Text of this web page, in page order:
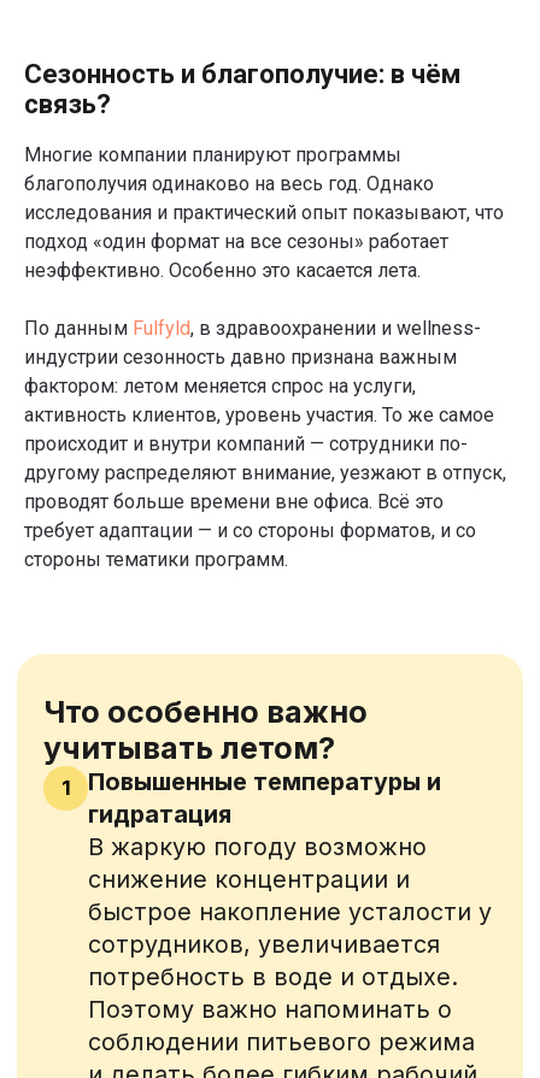
Сезонность и благополучие: в чём
связь?
Многие компании планируют программы
благополучия одинаково на весь год. Однако
исследования и практический опыт показывают, что
подход «один формат на все сезоны» работает
неэффективно. Особенно это касается лета.
По данным Fulfyld, в здравоохранении и wellness-
индустрии сезонность давно признана важным
фактором: летом меняется спрос на услуги,
активность клиентов, уровень участия. То же самое
происходит и внутри компаний — сотрудники по-
другому распределяют внимание, уезжают в отпуск,
проводят больше времени вне офиса. Всё это
требует адаптации — и со стороны форматов, и со
стороны тематики программ.
Что особенно важно
1
Повышенные температуры и
гидратация
В жаркую погоду возможно
снижение концентрации и
быстрое накопление усталости у
сотрудников, увеличивается
Поэтому важно напоминать о
соблюдении питьевого режима
и делать более гибким рабочий
график и график активности.
2 Отпуск и снижение
вовлечённости
Лето — время отпусков,
поэтому участие в любых
программах может «проседать».
Важно заранее планировать
активности, которые не требуют
постоянного участия и к
офиса. Можно устроить
шагомеры, корпоративные
пикники, занятия йогой на
свежем воздухе. Это не только
полезно, но и укрепляет связи
между коллегами.
Настроение и энергия
Солнце и длинный световой
день улучшают настроение. Это
отличная возможность
сфокусироваться не на тяжелых
и сложных темах, а на
позитивных привычках:
движение, питание, отдых,
маленькие ежедневные